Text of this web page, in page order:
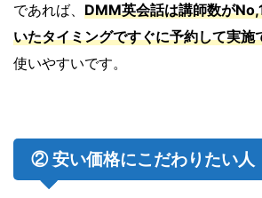
であれば、 DMM英会話は講師数が
いたタイミングですぐに予約して実施
使いやすいです。
② 安い価格にこだわりたい人